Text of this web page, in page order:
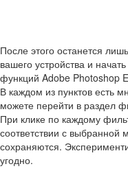
После этого останется
вашего устройства и
функций Adobe Photoshop
В каждом из пунктов есть
можете перейти в раздел
При клике по каждому
соответствии с
сохраняются.
угодно.